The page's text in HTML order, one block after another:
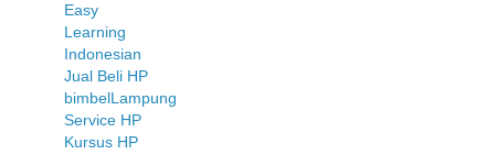
Easy
Learning
Indonesian
Jual Beli HP
bimbelLampung
Service HP
Kursus HP